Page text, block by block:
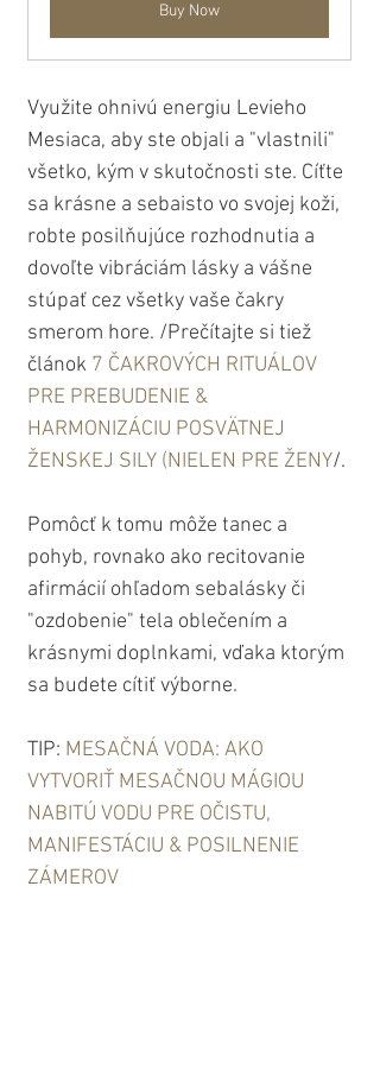
Buy Now
Využite ohnivú energiu Levieho
Mesiaca, aby ste objali a "vlastnili"
všetko, kým v skutočnosti ste. Cíťte
sa krásne a sebaisto vo svojej koži,
robte posilňujúce rozhodnutia a
dovoľte vibráciám lásky a vášne
stúpať cez všetky vaše čakry
smerom hore. /Prečítajte si tiež
článok 7 ČAKROVÝCH RITUÁLOV
PRE PREBUDENIE &
HARMONIZÁCIU POSVÄTNEJ
ŽENSKEJ SILY (NIELEN PRE ŽENY/.
Pomôcť k tomu môže tanec a
pohyb, rovnako ako recitovanie
afirmácií ohľadom sebalásky či
"ozdobenie" tela oblečením a
krásnymi doplnkami, vďaka ktorým
sa budete cítiť výborne.
TIP: MESAČNÁ VODA: AKO
VYTVORIŤ MESAČNOU MÁGIOU
NABITÚ VODU PRE OČISTU,
MANIFESTÁCIU & POSILNENIE
ZÁMEROV